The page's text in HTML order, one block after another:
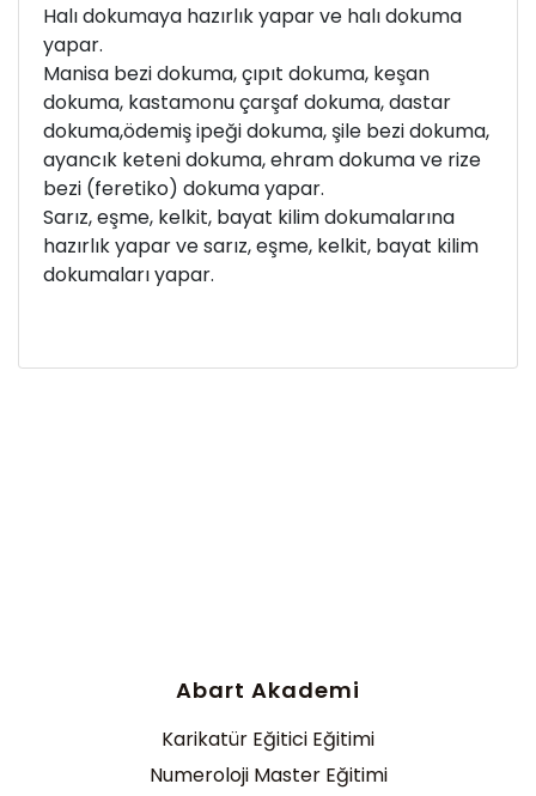
Halı dokumaya hazırlık yapar ve halı dokuma
yapar.
Manisa bezi dokuma, çıpıt dokuma, keşan
dokuma, kastamonu çarşaf dokuma, dastar
dokuma,ödemiş ipeği dokuma, şile bezi dokuma,
ayancık keteni dokuma, ehram dokuma ve rize
bezi (feretiko) dokuma yapar.
Sarız, eşme, kelkit, bayat kilim dokumalarına
hazırlık yapar ve sarız, eşme, kelkit, bayat kilim
dokumaları yapar.
Abart Akademi
Karikatür Eğitici Eğitimi
Numeroloji Master Eğitimi